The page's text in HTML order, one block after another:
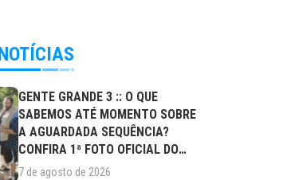
GENTE GRANDE 3 :: O QUE
SABEMOS ATÉ MOMENTO SOBRE
A AGUARDADA SEQUÊNCIA?
CONFIRA 1ª FOTO OFICIAL DO
ELENCO!
7 de agosto de 2026